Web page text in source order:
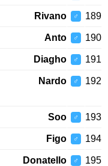
♂
Rivano
♂
Anto
♂
Diagho
♂
Nardo
♂
Soo
♂
Figo
♂
Donatello